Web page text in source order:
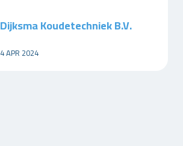
Dijksma Koudetechniek B.V.
4 APR 2024